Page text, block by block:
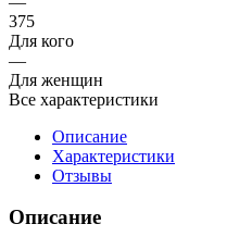
375
Для кого
—
Для женщин
Все характеристики
Описание
Характеристики
Отзывы
Описание